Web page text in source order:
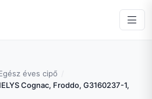
éves cipő
Cognac, Froddo, G3160237-1,